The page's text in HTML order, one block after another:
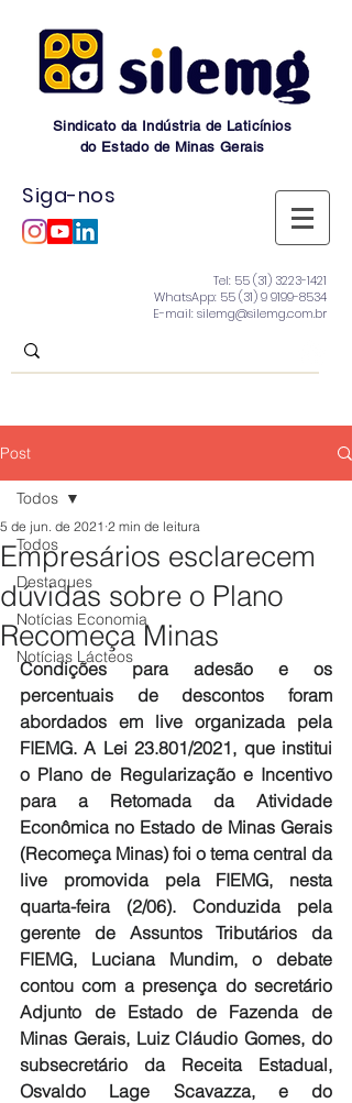
Sindicato da Indústria de Laticínios
do Estado de Minas Gerais
Siga-nos
Tel: 55 (31) 3223-1421
WhatsApp: 55 (31) 9 9199-8534
E-mail: silemg@silemg.com.br
Post
Todos
Destaques
Notícias Economia
Notícias Lácteos
Todos
Empresários esclarecem
dúvidas sobre o Plano
Recomeça Minas
5 de jun. de 2021 2 min de leitura
Condições para adesão e os
percentuais de descontos foram
abordados em live organizada pela
FIEMG. A Lei 23.801/2021, que institui
o Plano de Regularização e Incentivo
para a Retomada da Atividade
Econômica no Estado de Minas Gerais
(Recomeça Minas) foi o tema central da
live promovida pela FIEMG, nesta
quarta-feira (2/06). Conduzida pela
gerente de Assuntos Tributários da
FIEMG, Luciana Mundim, o debate
contou com a presença do secretário
Adjunto de Estado de Fazenda de
Minas Gerais, Luiz Cláudio Gomes, do
subsecretário da Receita Estadual,
Osvaldo Lage Scavazza, e do